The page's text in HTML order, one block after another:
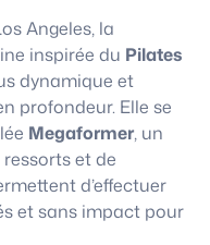
Angeles, la
inspirée du Pilates
dynamique et
profondeur. Elle se
Megaformer, un
et de
d’effectuer
et sans impact pour